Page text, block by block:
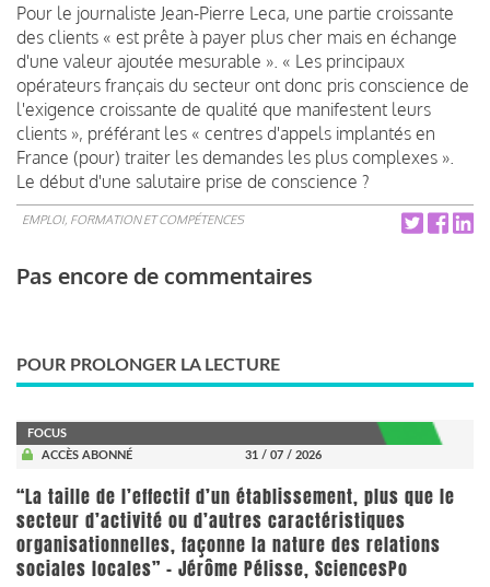
Pour le journaliste Jean-Pierre Leca, une partie croissante
des clients « est prête à payer plus cher mais en échange
d'une valeur ajoutée mesurable ». « Les principaux
opérateurs français du secteur ont donc pris conscience de
l'exigence croissante de qualité que manifestent leurs
clients », préférant les « centres d'appels implantés en
France (pour) traiter les demandes les plus complexes ».
Le début d'une salutaire prise de conscience ?
EMPLOI, FORMATION ET COMPÉTENCES
Pas encore de commentaires
POUR PROLONGER LA LECTURE
FOCUS
ACCÈS ABONNÉ
31 / 07 / 2026
“La taille de l’effectif d’un établissement, plus que le
secteur d’activité ou d’autres caractéristiques
organisationnelles, façonne la nature des relations
sociales locales” - Jérôme Pélisse, SciencesPo